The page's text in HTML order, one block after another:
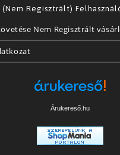
(nem Regisztrált)
Nem Regisztrált
Árukereső.hu